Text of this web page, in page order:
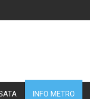
INFO METRO